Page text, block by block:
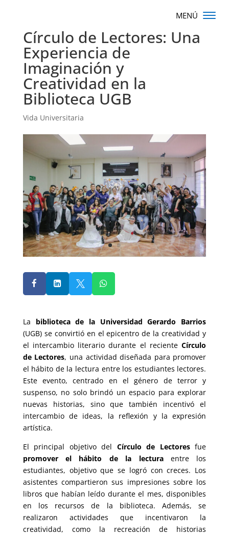
Círculo de Lectores: Una
Experiencia de
Imaginación y
Creatividad en la
Biblioteca UGB
Vida Universitaria
   
La biblioteca de la Universidad Gerardo Barrios
(UGB) se convirtió en el epicentro de la creatividad y
el intercambio literario durante el recienteCírculo
de Lectores, una actividad diseñada para promover
el hábito de la lectura entre los estudiantes lectores.
Este evento, centrado en el género de terror y
suspenso, no solo brindó un espacio para explorar
nuevas historias, sino que también incentivó el
intercambio de ideas, la reflexión y la expresión
artística.
El principal objetivo del Círculo de Lectoresfue
promover el hábito de la lecturaentre los
estudiantes, objetivo que se logró con creces. Los
asistentes compartieron sus impresiones sobre los
libros que habían leído durante el mes, disponibles
en los recursos de la biblioteca. Además, se
realizaron actividades que incentivaron la
creatividad, como la recreación de historias